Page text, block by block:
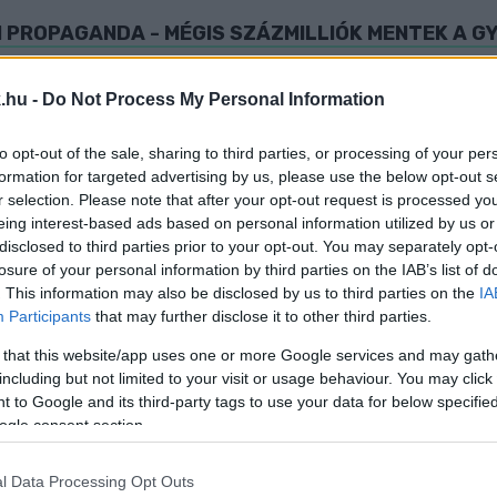
- Do Not Process My Personal Information
opt-out of the sale, sharing to third parties, or processing of your
for targeted advertising by us, please use the below opt-out
selection. Please note that after your opt-out request is processed
interest-based ads based on personal information utilized by us
to third parties prior to your opt-out. You may separately
of your personal information by third parties on the IAB’s list of
This information may also be disclosed by us to third parties on the
Participants that may further disclose it to other third parties.
that this website/app uses one or more Google services and may
but not limited to your visit or usage behaviour. You may
to Google and its third-party tags to use your data for below
consent section.
Data Processing Opt Outs
- MÉGIS SZÁZMILLIÓK MENTEK A
van szó.
- ENNYIBŐL SZÓRTA TELE A MÉDIÁT A
állította a komplett médiabirodalmát.
IS JÁRHAT A TISZA ADÓS